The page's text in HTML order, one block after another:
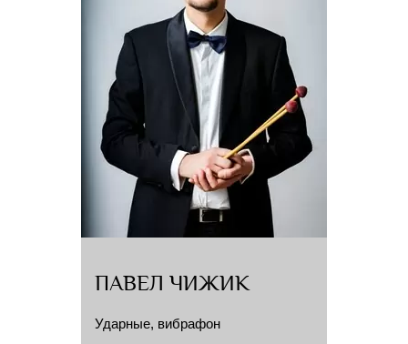
ПАВЕЛ ЧИЖИК
Ударные, вибрафон